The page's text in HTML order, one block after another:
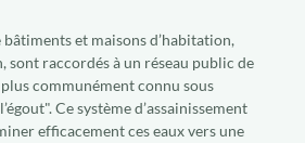
et maisons d’habitation,
raccordés à un réseau public de
communément connu sous
Ce système d’assainissement
efficacement ces eaux vers une